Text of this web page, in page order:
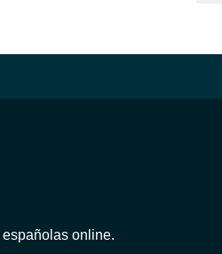
online.